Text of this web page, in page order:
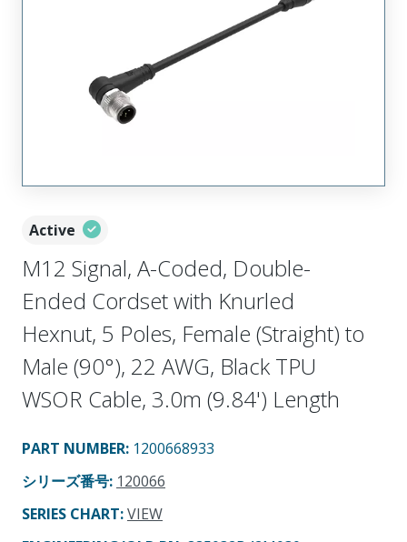
Active
M12 Signal, A-Coded, Double-
Ended Cordset with Knurled
Hexnut, 5 Poles, Female (Straight) to
Male (90°), 22 AWG, Black TPU
WSOR Cable, 3.0m (9.84') Length
PART NUMBER: 1200668933
シリーズ番号: 120066
SERIES CHART:VIEW